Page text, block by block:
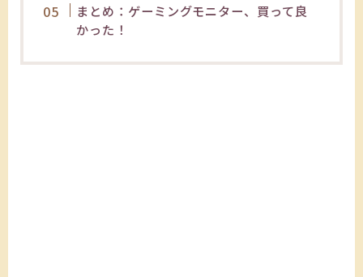
まとめ：ゲーミングモニター、買って良
かった！